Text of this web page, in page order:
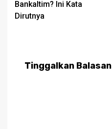
Bankaltim? Ini Kata
Dirutnya
Tinggalkan Balasan